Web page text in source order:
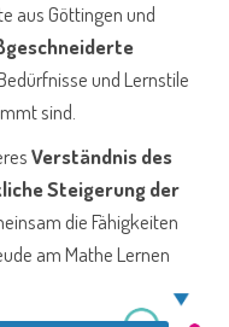
aus Göttingen und
und Lernstile
sind.
Verständnis des
Steigerung der
die Fähigkeiten
am Mathe Lernen